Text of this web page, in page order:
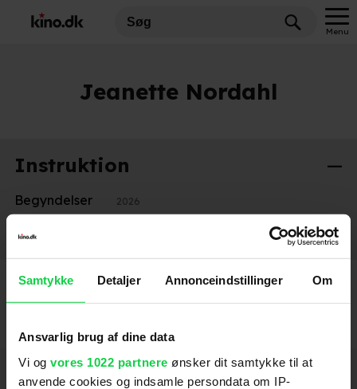
Samtykke Detaljer Annonceindstillinger Om
Ansvarlig brug af dine data
Vi og vores 1022 partnere ønsker dit samtykke til at
anvende cookies og indsamle persondata om IP-
Menu
Jeanette Nordahl
Instruktion
Begyndelser 2026
Kød & blod
Hold dig opdateret